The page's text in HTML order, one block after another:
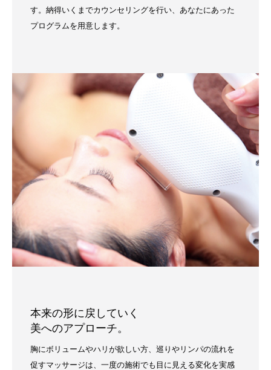
す。納得いくまでカウンセリングを行い、あなたにあった
プログラムを用意します。
本来の形に戻していく
美へのアプローチ。
胸にボリュームやハリが欲しい方、巡りやリンパの流れを
促すマッサージは、一度の施術でも目に見える変化を実感